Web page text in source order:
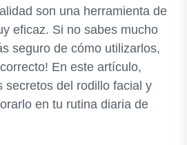
son una herramienta de
eficaz. Si no sabes mucho
seguro de cómo utilizarlos,
En este artículo,
secretos del rodillo facial y
en tu rutina diaria de